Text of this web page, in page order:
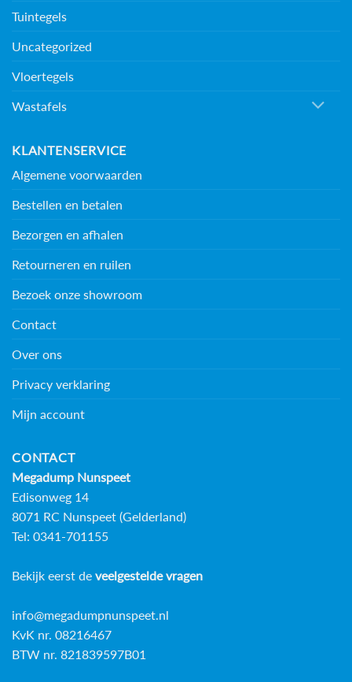
Tuintegels
Uncategorized
Vloertegels
Wastafels
KLANTENSERVICE
Algemene voorwaarden
Bestellen en betalen
Bezorgen en afhalen
Retourneren en ruilen
Bezoek onze showroom
Contact
Over ons
Privacy verklaring
Mijn account
CONTACT
Megadump Nunspeet
Edisonweg 14
8071 RC Nunspeet (Gelderland)
Tel: 0341-701155
Bekijk eerst de veelgestelde vragen
info@megadumpnunspeet.nl
KvK nr. 08216467
BTW nr. 821839597B01